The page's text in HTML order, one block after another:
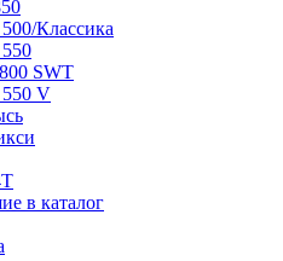
Классика
SWT
550 V
в каталог